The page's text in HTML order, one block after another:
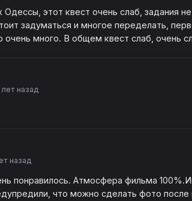
этот квест очень слаб, задания
задуматься и многое переделать,
очень много. В общем квест слаб, очень
назад
назад
понравилось. Атмосфера фильма
что можно сделать фото